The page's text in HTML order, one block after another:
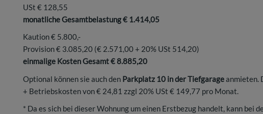
USt € 128,55
monatliche Gesamtbelastung € 1.414,05
Kaution € 5.800,-
Provision € 3.085,20 (€ 2.571,00 + 20% USt 514,20)
einmalige Kosten Gesamt € 8.885,20
Optional können sie auch den Parkplatz 10 in der Tiefgarageanmieten.
+ Betriebskosten von € 24,81 zzgl 20% USt € 149,77 pro Monat.
* Da es sich bei dieser Wohnung um einen Erstbezug handelt, kann bei